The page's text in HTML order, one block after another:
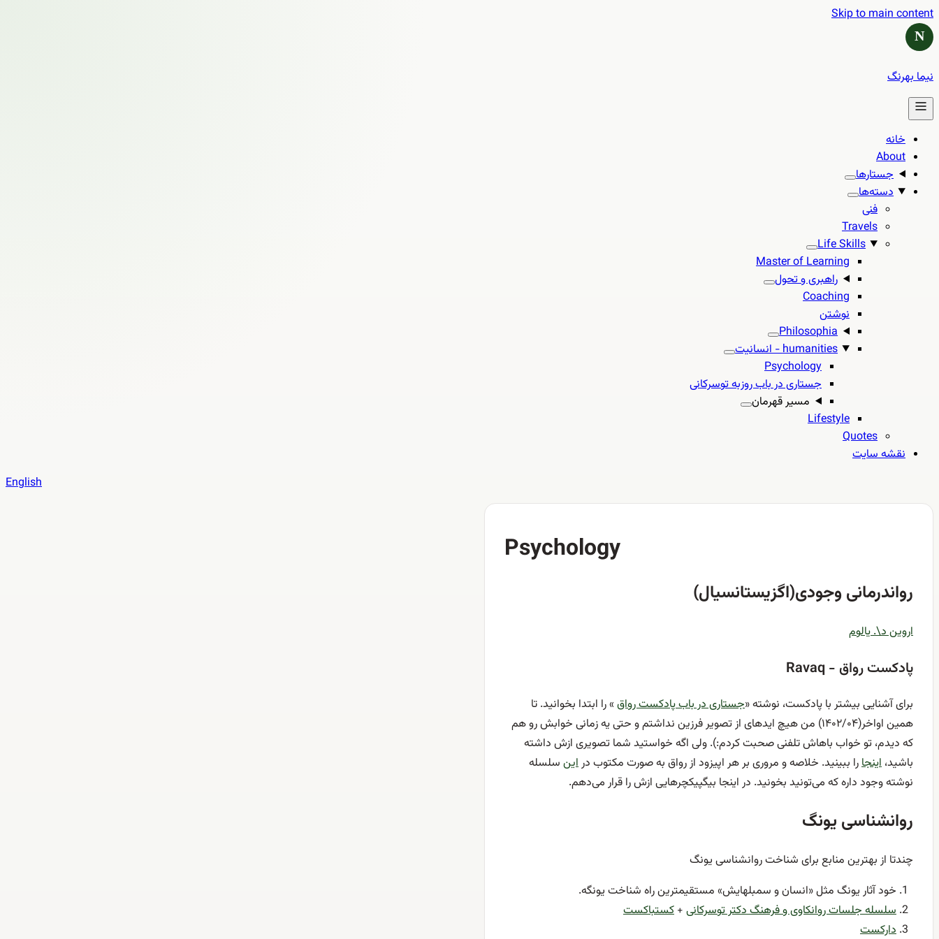
Skip to main content
N
نیما بهرنگ
خانه
About
جستارها
دسته‌ها
فنی
Travels
Life Skills
Master of Learning
راهبری و تحول
Coaching
نوشتن
Philosophia
humanities - انسانیت
Psychology
جستاری در باب روزبه توسرکانی
مسیر قهرمان
Lifestyle
Quotes
نقشه سایت
English
Psychology
رواندرمانی وجودی(اگزیستانسیال)
اروین د\. یالوم
پادکست رواق - Ravaq
برای آشنایی بیشتر با پادکست، نوشته «جستاری در باب پادکست رواق » را ابتدا بخوانید. تا
همین اواخر(۱۴۰۲/۰۴) من هیچ ایدهای از تصویر فرزین نداشتم و حتی یه زمانی خوابش رو هم
که دیدم، تو خواب باهاش تلفنی صحبت کردم:). ولی اگه خواستید شما تصویری ازش داشته
باشید، اینجارا ببینید. خلاصه و مروری بر هر اپیزود از رواق به صورت مکتوب دراین سلسله
نوشته وجود داره که می‌تونید بخونید. در اینجا بیگپیکچرهایی ازش را قرار می‌دهم.
روانشناسی یونگ
چندتا از بهترین منابع برای شناخت روانشناسی یونگ
خود آثار یونگ مثل «انسان و سمبلهایش» مستقیمترین راه شناخت یونگه.
سلسله جلسات روانکاوی و فرهنگ دکتر توسرکانی + کستباکست
دارکست